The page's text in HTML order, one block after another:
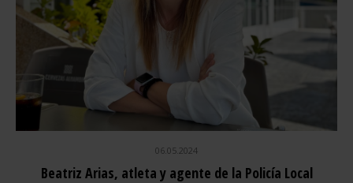
06.05.2024
Beatriz Arias, atleta y agente de la Policía Local